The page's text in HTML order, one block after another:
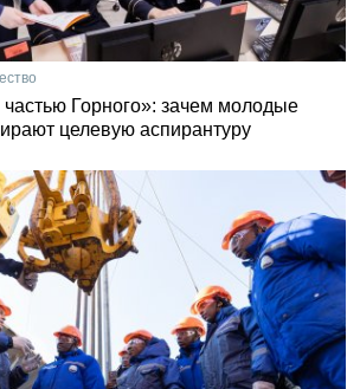
частью Горного»: зачем молодые
целевую аспирантуру